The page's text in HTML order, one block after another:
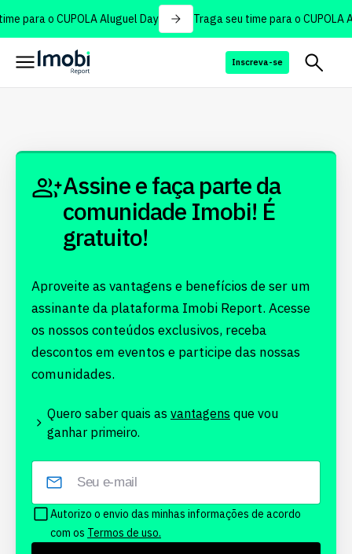
para o CUPOLA Aluguel Day Traga seu time para o CUPOLA
Inscreva-se
Assine e faça parte da
comunidade Imobi! É
gratuito!
Aproveite as vantagens e benefícios de ser um
assinante da plataforma Imobi Report. Acesse
os nossos conteúdos exclusivos, receba
descontos em eventos e participe das nossas
comunidades.
Quero saber quais as vantagens que vou
ganhar primeiro.
Autorizo o envio das minhas informações de acordo
com os Termos de uso.